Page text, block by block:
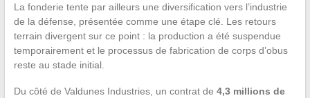
La fonderie tente par ailleurs une diversification vers l’industrie
de la défense, présentée comme une étape clé. Les retours
terrain divergent sur ce point : la production a été suspendue
temporairement et le processus de fabrication de corps d’obus
reste au stade initial.
Du côté de Valdunes Industries, un contrat de 4,3 millions de